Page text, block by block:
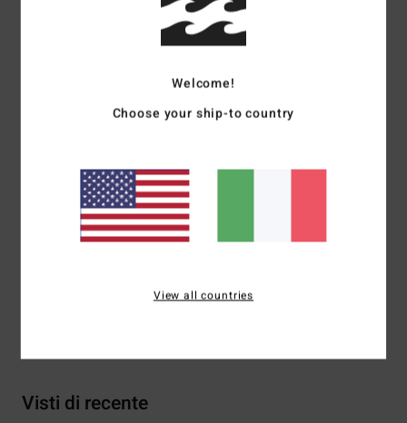
montatura Mazzucchelli in acetato realizzata
Lenti sferiche base 4
taglia medio-grande
Altre caratteristiche: Perni ottici italiani in acciaio
Custodia rigida inclusa
Scarica laDichiarazione Di Conformità
Composizione73% acetato, 23% acrilico, 2% rame, 2%
Visti di recente
Welcome!
Choose your ship-to country
View all countries